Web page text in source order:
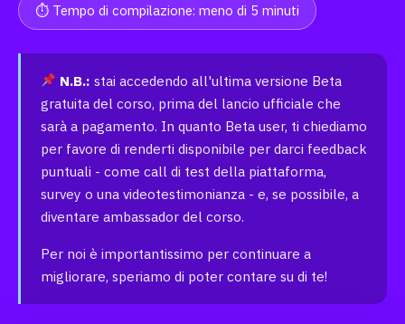
⏱ Tempo di compilazione: meno di 5 minuti
N.B.: stai accedendo all'ultima versione Beta
gratuita del corso, prima del lancio ufficiale che
sarà a pagamento. In quanto Beta user, ti chiediamo
per favore di renderti disponibile per darci feedback
puntuali - come call di test della piattaforma,
survey o una videotestimonianza - e, se possibile, a
diventare ambassador del corso.
Per noi è importantissimo per continuare a
migliorare, speriamo di poter contare su di te!